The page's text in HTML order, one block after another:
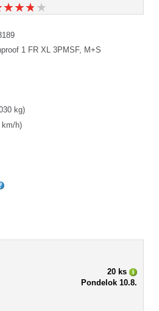
★★★★
★★★★
1 FR XL 3PMSF, M+S
kg)
km/h)
20 ks
Pondelok 10.8.